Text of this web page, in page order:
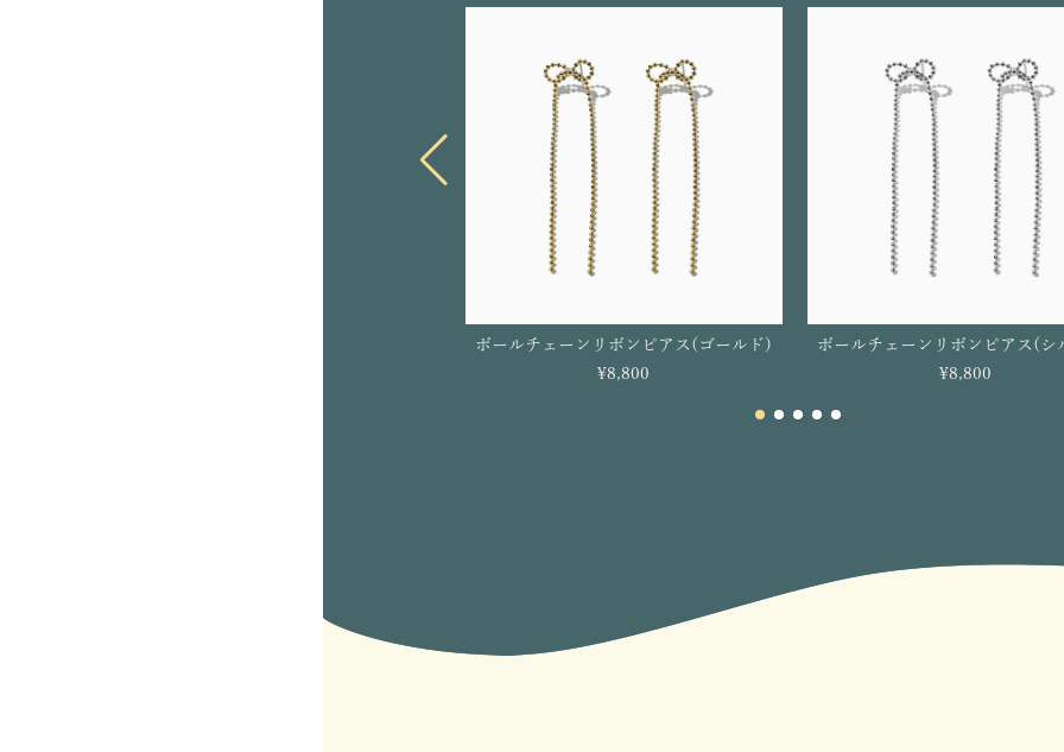
ボールチェーンリボンピアス(ゴールド)
¥8,800
ボールチェーンリボンピアス(シ
¥8,800